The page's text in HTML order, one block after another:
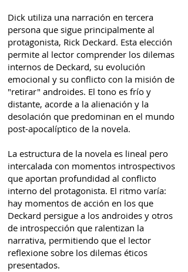
Dick utiliza una narración en tercera
persona que sigue principalmente al
protagonista, Rick Deckard. Esta elección
permite al lector comprender los dilemas
internos de Deckard, su evolución
emocional y su conflicto con la misión de
"retirar" androides. El tono es frío y
distante, acorde a la alienación y la
desolación que predominan en el mundo
post-apocalíptico de la novela.
La estructura de la novela es lineal pero
intercalada con momentos introspectivos
que aportan profundidad al conflicto
interno del protagonista. El ritmo varía:
hay momentos de acción en los que
Deckard persigue a los androides y otros
de introspección que ralentizan la
narrativa, permitiendo que el lector
reflexione sobre los dilemas éticos
presentados.